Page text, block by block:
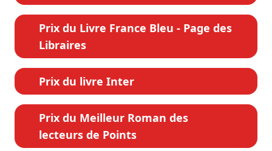
Prix du Livre France Bleu - Page des
Libraires
Prix du livre Inter
Prix du Meilleur Roman des
lecteurs de Points